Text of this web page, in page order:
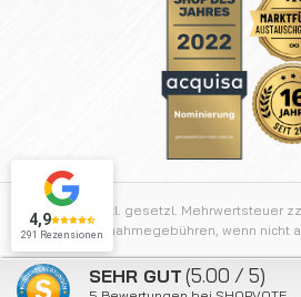
Alle Preise inkl. gesetzl. Mehrwertsteuer
Nachnahmegebühren, wenn nicht
2026 © Getriebezentrum
4,9
291 Rezensionen
SEHR GUT (5.00 / 5)